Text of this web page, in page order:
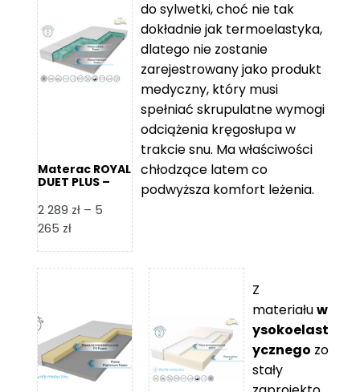
2
109 zł
5
365 zł
Materac ROYAL
DUET PLUS –
2 289 zł – 5
265 złZakres
od
do
5
265 zł
do sylwetki, choć nie tak
dokładnie jak termoelastyka,
dlatego nie zostanie
zarejestrowany jako produkt
medyczny, który musi
spełniać skrupulatne wymogi
odciążenia kręgosłupa w
trakcie snu. Ma właściwości
chłodzące latem co
podwyższa komfort leżenia.
Z
materiałuw
ysokoelast
ycznego zo
stały